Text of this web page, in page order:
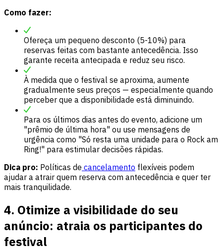
Como fazer:
Ofereça um pequeno desconto (5-10%) para
reservas feitas com bastante antecedência. Isso
garante receita antecipada e reduz seu risco.
À medida que o festival se aproxima, aumente
gradualmente seus preços — especialmente quando
perceber que a disponibilidade está diminuindo.
Para os últimos dias antes do evento, adicione um
"prêmio de última hora" ou use mensagens de
urgência como "Só resta uma unidade para o Rock am
Ring!" para estimular decisões rápidas.
Dica pro: Políticas de cancelamento flexíveis podem
ajudar a atrair quem reserva com antecedência e quer ter
mais tranquilidade.
4. Otimize a visibilidade do seu
anúncio: atraia os participantes do
festival